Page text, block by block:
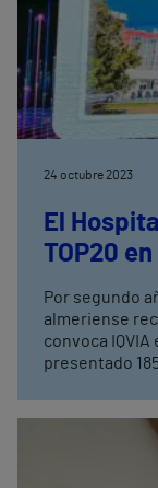
24 octubre 2023
El
TOP20
Por segundo
almeriense
convoca IQVIA
presentado
Global; otros